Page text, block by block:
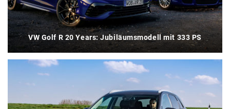
VW Golf R 20 Years: Jubiläumsmodell mit 333 PS